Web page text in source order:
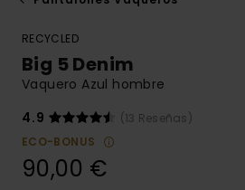
RECYCLED
Big 5 Denim
Vaquero Azul hombre
4.9
(13 Reseñas)
ECO-BONUS
90,00 €